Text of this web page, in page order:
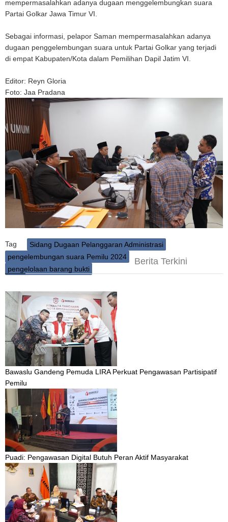
mempermasalahkan adanya dugaan menggelembungkan suara
Partai Golkar Jawa Timur VI.
Sebagai informasi, pelapor Saman mempermasalahkan adanya
dugaan penggelembungan suara untuk Partai Golkar yang terjadi
di empat Kabupaten/Kota dalam Pemilihan Dapil Jatim VI.
Editor: Reyn Gloria
Foto: Jaa Pradana
Tag
Sidang Dugaan Pelanggaran Administrasi
pengelembungan suara Pemilu 2024
pengelolaan barang bukti
Berita Terkini
Bawaslu Gandeng Pemuda LIRA Perkuat Pengawasan Partisipatif
Pemilu
Puadi: Pengawasan Digital Butuh Peran Aktif Masyarakat